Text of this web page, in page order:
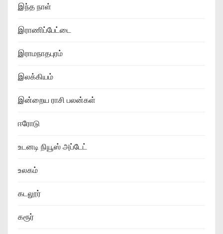
இந்த நாள்
இராணிப்பேட்டை
இராமநாதபுரம்
இலக்கியம்
இன்றைய ராசி பலன்கள்
ஈரோடு
உடனடி நியூஸ் அப்டேட்
உலகம்
கடலூர்
கரூர்